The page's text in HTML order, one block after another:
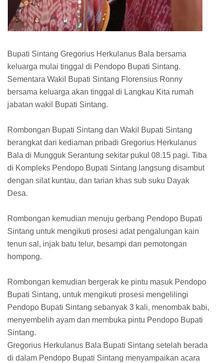
Bupati Sintang Gregorius Herkulanus Bala bersama
keluarga mulai tinggal di Pendopo Bupati Sintang.
Sementara Wakil Bupati Sintang Florensius Ronny
bersama keluarga akan tinggal di Langkau Kita rumah
jabatan wakil Bupati Sintang.
Rombongan Bupati Sintang dan Wakil Bupati Sintang
berangkat dari kediaman pribadi Gregorius Herkulanus
Bala di Mungguk Serantung sekitar pukul 08.15 pagi. Tiba
di Kompleks Pendopo Bupati Sintang langsung disambut
dengan silat kuntau, dan tarian khas sub suku Dayak
Desa.
Rombongan kemudian menuju gerbang Pendopo Bupati
Sintang untuk mengikuti prosesi adat pengalungan kain
tenun sal, injak batu telur, besampi dan pemotongan
hompong.
Rombongan kemudian bergerak ke pintu masuk Pendopo
Bupati Sintang, untuk mengikuti prosesi mengelilingi
Pendopo Bupati Sintang sebanyak 3 kali, menombak babi,
menyembelih ayam dan membuka pintu Pendopo Bupati
Sintang.
Gregorius Herkulanus Bala Bupati Sintang setelah berada
di dalam Pendopo Bupati Sintang menyampaikan acara